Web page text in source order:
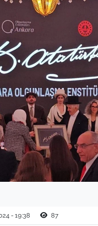
- 19:38 87